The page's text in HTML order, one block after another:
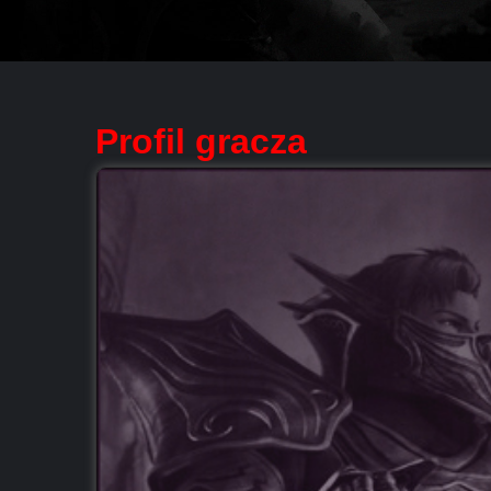
Profil gracza